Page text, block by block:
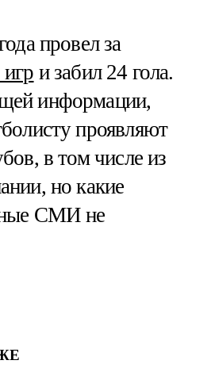
провел за
и забил 24 гола.
информации,
проявляют
в том числе из
но какие
СМИ не